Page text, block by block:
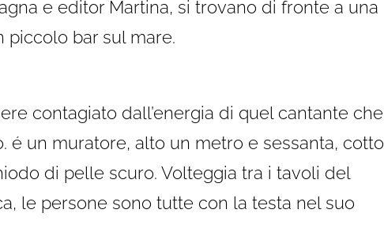
e editor Martina, si trovano di fronte a una
piccolo bar sul mare.
contagiato dall’energia di quel cantante che
é un muratore, alto un metro e sessanta, cotto
di pelle scuro. Volteggia tra i tavoli del
le persone sono tutte con la testa nel suo